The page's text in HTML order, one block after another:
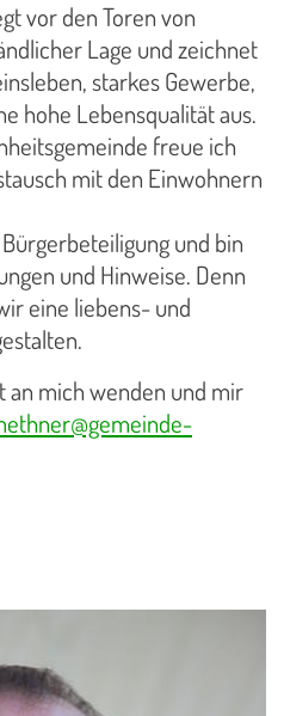
vor den Toren von
Lage und zeichnet
starkes Gewerbe,
hohe Lebensqualität aus.
freue ich
mit den Einwohnern
und bin
und Hinweise. Denn
eine liebens- und
an mich wenden und mir